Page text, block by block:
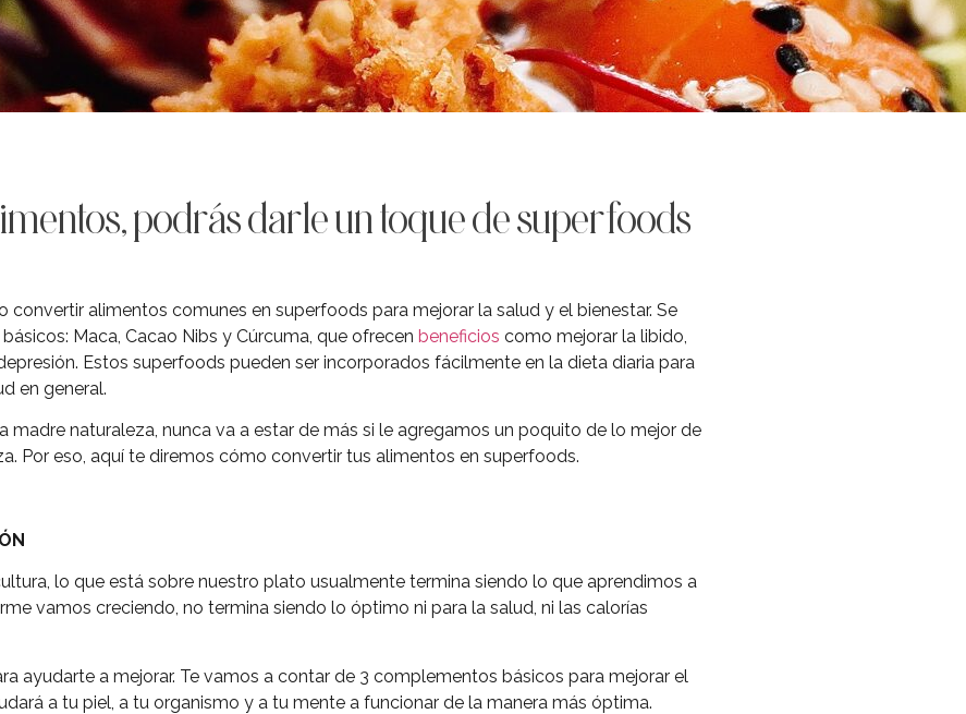
podrás darle un toque de superfoods
convertir alimentos comunes en superfoods para mejorar la salud y el bienestar. Se
Maca, Cacao Nibs y Cúrcuma, que ofrecen beneficios como mejorar la libido,
Estos superfoods pueden ser incorporados fácilmente en la dieta diaria para
en general.
madre naturaleza, nunca va a estar de más si le agregamos un poquito de lo mejor de
Por eso, aquí te diremos cómo convertir tus alimentos en superfoods.
lo que está sobre nuestro plato usualmente termina siendo lo que aprendimos a
vamos creciendo, no termina siendo lo óptimo ni para la salud, ni las calorías
ayudarte a mejorar. Te vamos a contar de 3 complementos básicos para mejorar el
a tu piel, a tu organismo y a tu mente a funcionar de la manera más óptima.